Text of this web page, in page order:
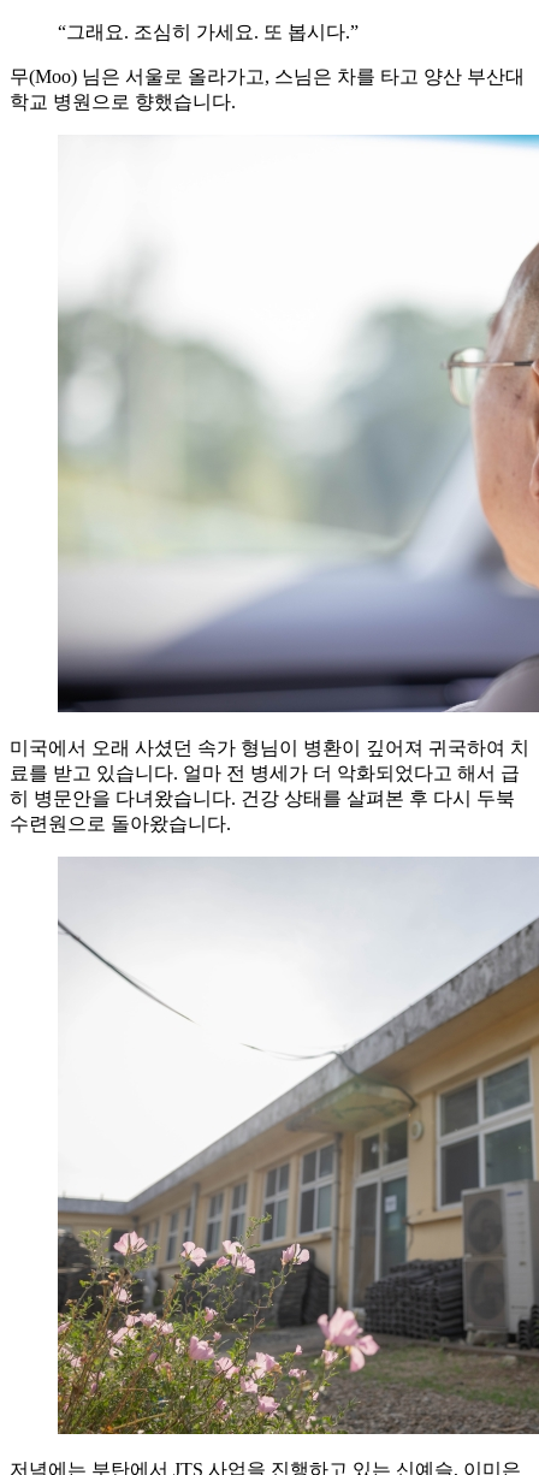
“그래요. 조심히 가세요. 또 봅시다.”
무(Moo) 님은 서울로 올라가고, 스님은 차를 타고 양산 부산대
학교 병원으로 향했습니다.
미국에서 오래 사셨던 속가 형님이 병환이 깊어져 귀국하여 치
료를 받고 있습니다. 얼마 전 병세가 더 악화되었다고 해서 급
히 병문안을 다녀왔습니다. 건강 상태를 살펴본 후 다시 두북
수련원으로 돌아왔습니다.
저녁에는 부탄에서 JTS 사업을 진행하고 있는 신예슬, 이미은